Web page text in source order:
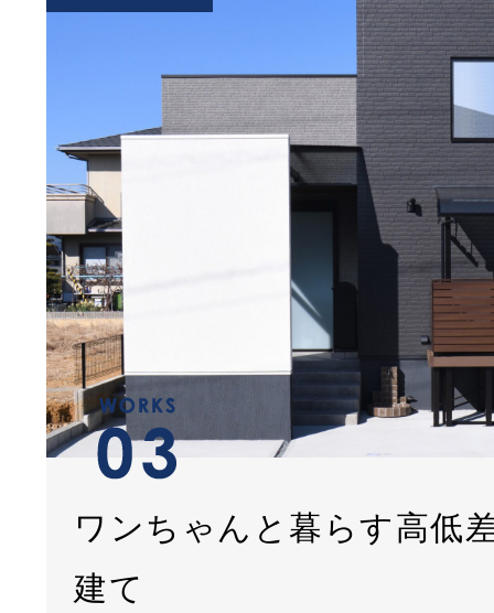
ワンちゃんと暮らす高低
建て